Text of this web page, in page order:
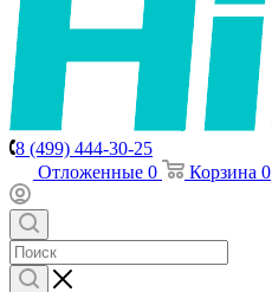
8 (499) 444-30-25
Отложенные 0 Корзина 0